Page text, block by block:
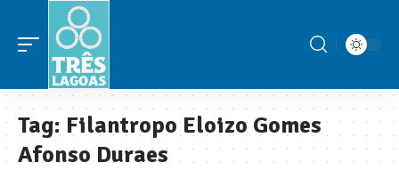
Tag: Filantropo Eloizo Gomes
Afonso Duraes